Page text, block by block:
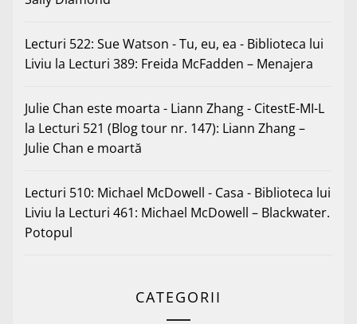
Lecturi 522: Sue Watson - Tu, eu, ea - Biblioteca lui
Liviu la Lecturi 389: Freida McFadden – Menajera
Julie Chan este moarta - Liann Zhang - CitestE-MI-L
la Lecturi 521 (Blog tour nr. 147): Liann Zhang –
Julie Chan e moartă
Lecturi 510: Michael McDowell - Casa - Biblioteca lui
Liviu la Lecturi 461: Michael McDowell – Blackwater.
Potopul
CATEGORII